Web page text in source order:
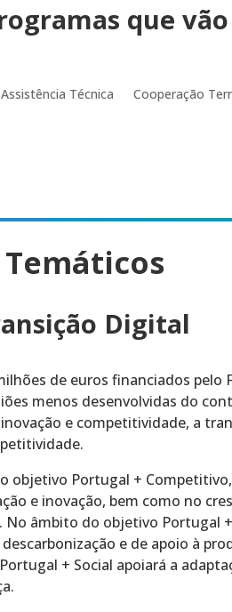
que
Assistência Técnica Cooperação
Digital
de euros financiados pelo
menos desenvolvidas do
e competitividade, a
objetivo Portugal +
e inovação, bem como no
No âmbito do objetivo Portugal
e de apoio à
+ Social apoiará a